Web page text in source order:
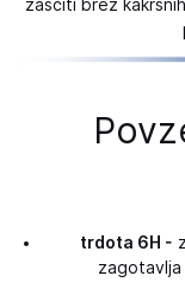
zaščiti brez
trdota 6H -
zagotavlja